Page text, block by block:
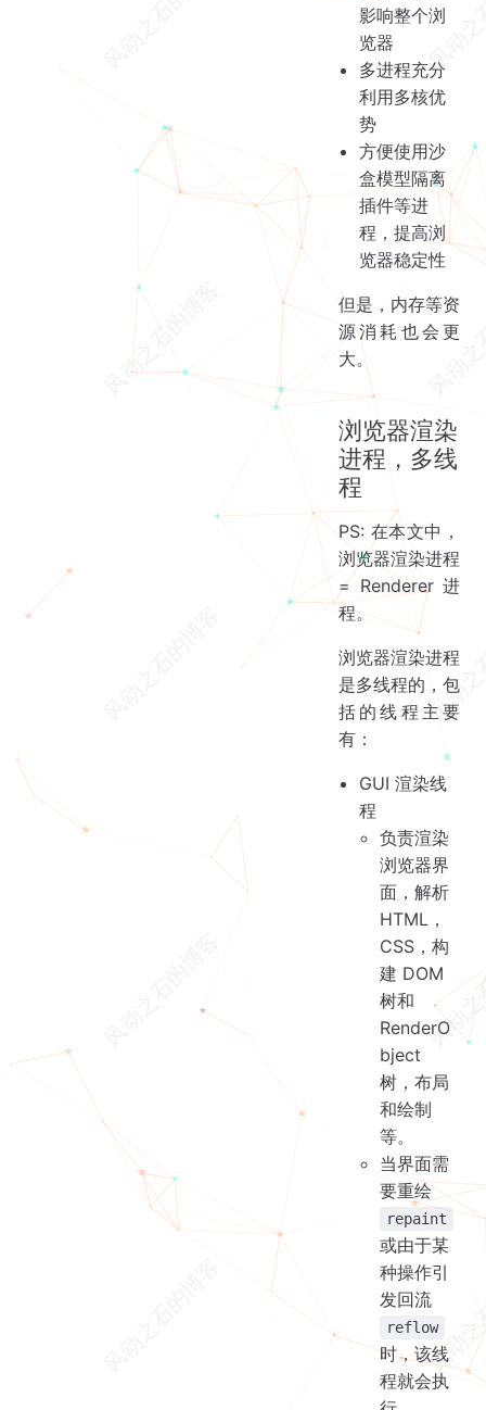
影响整个浏
览器
多进程充分
利用多核优
势
方便使用沙
盒模型隔离
插件等进
程，提高浏
览器稳定性
但是，内存等资
源消耗也会更
大。
浏览器渲染
进程，多线
程
PS: 在本文中，
浏览器渲染进程
= Renderer 进
程。
浏览器渲染进程
是多线程的，包
括的线程主要
有：
GUI 渲染线
程
负责渲染
浏览器界
面，解析
HTML，
CSS，构
建 DOM
树和
RenderO
bject
树，布局
和绘制
等。
当界面需
要重绘
repaint
或由于某
种操作引
发回流
reflow
时，该线
程就会执